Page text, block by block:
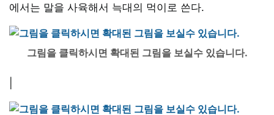
에서는 말을 사육해서 늑대의 먹이로 쓴다.
그림을 클릭하시면 확대된 그림을 보실수 있습니다.